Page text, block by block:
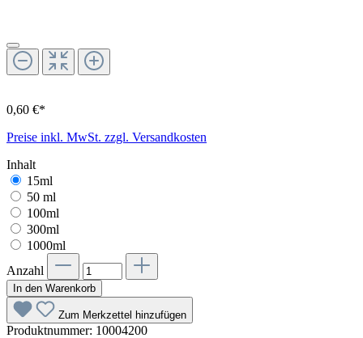
0,60 €*
Preise inkl. MwSt. zzgl. Versandkosten
Inhalt
15ml
50 ml
100ml
300ml
1000ml
Anzahl
In den Warenkorb
Zum Merkzettel hinzufügen
Produktnummer: 10004200